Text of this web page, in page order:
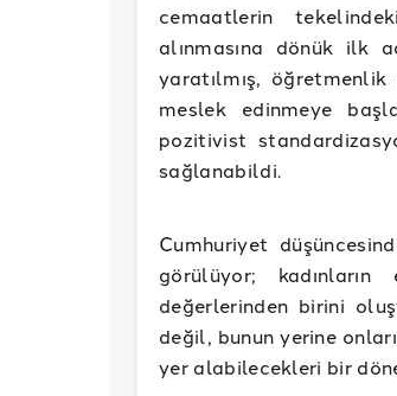
cemaatlerin
alınmasına dönük ilk
yaratılmış,
meslek edinmeye
pozitivist
sağlanabildi.
Cumhuriyet
görülüyor;
değerlerinden birini
değil, bunun yerine
yer alabilecekleri bir